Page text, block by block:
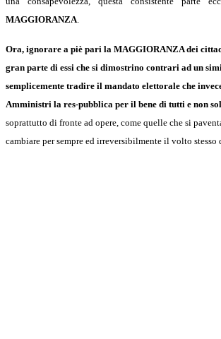
MAGGIORANZA
Ora, ignorare a piè pari la MAGGIORANZA dei
gran parte di essi che si dimostrino contrari ad un
semplicemente tradire il mandato elettorale che
Amministri la res-pubblica per il bene di tutti e non
soprattutto di fronte ad opere, come quelle che si
cambiare per sempre ed irreversibilmente il volto stesso